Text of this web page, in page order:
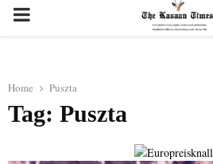
PRIMARY
Home Puszta
Tag: Puszta